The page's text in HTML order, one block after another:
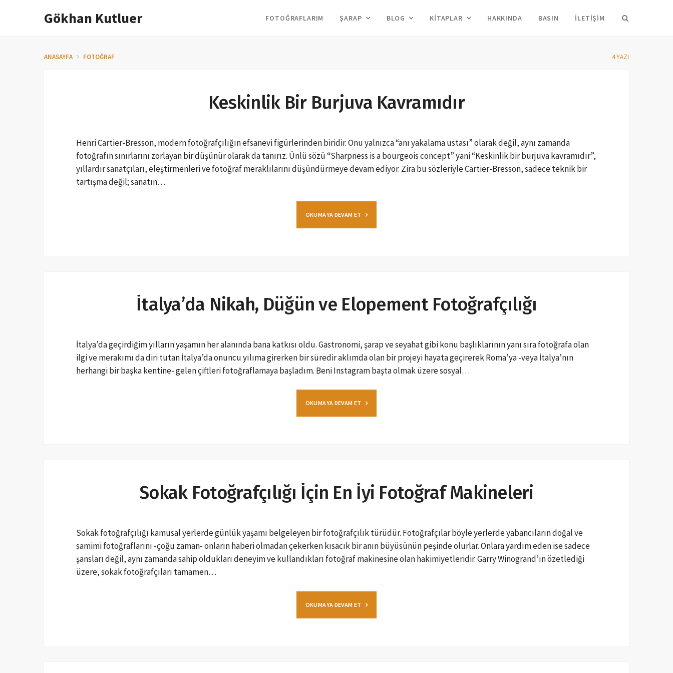
Gökhan Kutluer FOTOĞRAFLARIM ŞARAP BLOG KITAPLAR HAKKINDA BASIN İLETIŞIM
ANASAYFA FOTOĞRAF 4 YAZI
Keskinlik Bir Burjuva Kavramıdır
Henri Cartier-Bresson, modern fotoğrafçılığın efsanevi figürlerinden biridir. Onu yalnızca “anı yakalama ustası” olarak değil, aynı zamanda
fotoğrafın sınırlarını zorlayan bir düşünür olarak da tanırız. Ünlü sözü “Sharpness is a bourgeois concept” yani “Keskinlik bir burjuva kavramıdır”,
yıllardır sanatçıları, eleştirmenleri ve fotoğraf meraklılarını düşündürmeye devam ediyor. Zira bu sözleriyle Cartier-Bresson, sadece teknik bir
tartışma değil; sanatın…
OKUMAYA DEVAM ET
İtalya’da Nikah, Düğün ve Elopement Fotoğrafçılığı
İtalya’da geçirdiğim yılların yaşamın her alanında bana katkısı oldu. Gastronomi, şarap ve seyahat gibi konu başlıklarının yanı sıra fotoğrafa olan
ilgi ve merakımı da diri tutan İtalya’da onuncu yılıma girerken bir süredir aklımda olan bir projeyi hayata geçirerek Roma’ya -veya İtalya’nın
herhangi bir başka kentine- gelen çiftleri fotoğraflamaya başladım. Beni Instagram başta olmak üzere sosyal…
OKUMAYA DEVAM ET
Sokak Fotoğrafçılığı İçin En İyi Fotoğraf Makineleri
Sokak fotoğrafçılığı kamusal yerlerde günlük yaşamı belgeleyen bir fotoğrafçılık türüdür. Fotoğrafçılar böyle yerlerde yabancıların doğal ve
samimi fotoğraflarını -çoğu zaman- onların haberi olmadan çekerken kısacık bir anın büyüsünün peşinde olurlar. Onlara yardım eden ise sadece
şansları değil, aynı zamanda sahip oldukları deneyim ve kullandıkları fotoğraf makinesine olan hakimiyetleridir. Garry Winogrand’ın özetlediği
üzere, sokak fotoğrafçıları tamamen…
OKUMAYA DEVAM ET